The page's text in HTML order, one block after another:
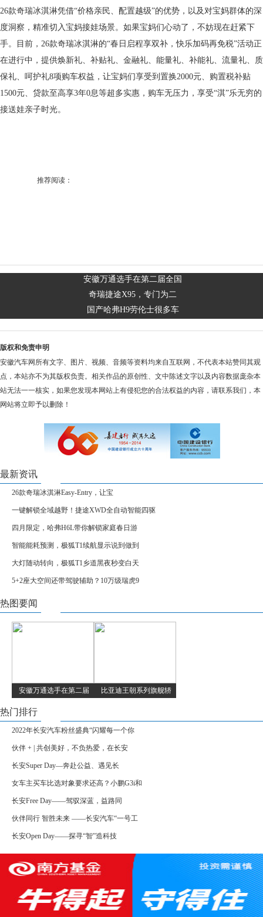
26款奇瑞冰淇淋凭借“价格亲民、配置越级”的优势，以及对宝妈群体的深
度洞察，精准切入宝妈接娃场景。如果宝妈们心动了，不妨现在赶紧下
手。目前，26款奇瑞冰淇淋的“春日启程享双补，快乐加码再免税”活动正
在进行中，提供焕新礼、补贴礼、金融礼、能量礼、补能礼、流量礼、质
保礼、呵护礼8项购车权益，让宝妈们享受到置换2000元、购置税补贴
1500元、贷款至高享3年0息等超多实惠，购车无压力，享受“淇”乐无穷的
接送娃亲子时光。
推荐阅读：
安徽万通选手在第二届全国
奇瑞捷途X95，专门为二
国产哈弗H9劳伦士很多车
版权和免责申明
安徽汽车网所有文字、图片、视频、音频等资料均来自互联网，不代表本站赞同其观
点，本站亦不为其版权负责。相关作品的原创性、文中陈述文字以及内容数据庞杂本
站无法一一核实，如果您发现本网站上有侵犯您的合法权益的内容，请联系我们，本
网站将立即予以删除！
最新资讯
26款奇瑞冰淇淋Easy-Entry，让宝
一键解锁全域越野！捷途XWD全自动智能四驱
四月限定，哈弗H6L带你解锁家庭春日游
智能能耗预测，极狐T1续航显示说到做到
大灯随动转向，极狐T1乡道黑夜秒变白天
5+2座大空间还带驾驶辅助？10万级瑞虎9
热图要闻
安徽万通选手在第二届 比亚迪王朝系列旗舰轿
热门排行
2022年长安汽车粉丝盛典“闪耀每一个你
伙伴 + | 共创美好，不负热爱，在长安
长安Super Day—奔赴公益、遇见长
女车主买车比选对象要求还高？小鹏G3i和
长安Free Day——驾驭深蓝，益路同
伙伴同行 智胜未来 ——长安汽车“一号工
长安Open Day——探寻“智”造科技